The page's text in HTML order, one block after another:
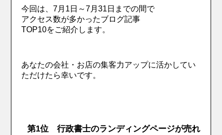
今回は、7月1日～7月31日までの間で
アクセス数が多かったブログ記事
TOP10をご紹介します。
あなたの会社・お店の集客力アップに活かしてい
ただけたら幸いです。
第1位 行政書士のランディングページが売れ